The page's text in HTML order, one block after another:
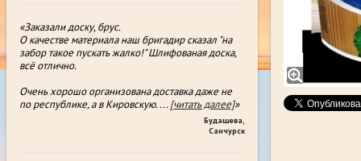
«Заказали доску, брус.
О качестве материала наш бригадир сказал "на
забор такое пускать жалко!" Шлифованая доска,
всë отлично.
Очень хорошо организована доставка даже не
по республике, а в Кировскую....[читать далее]»
Будашева
Санчурск